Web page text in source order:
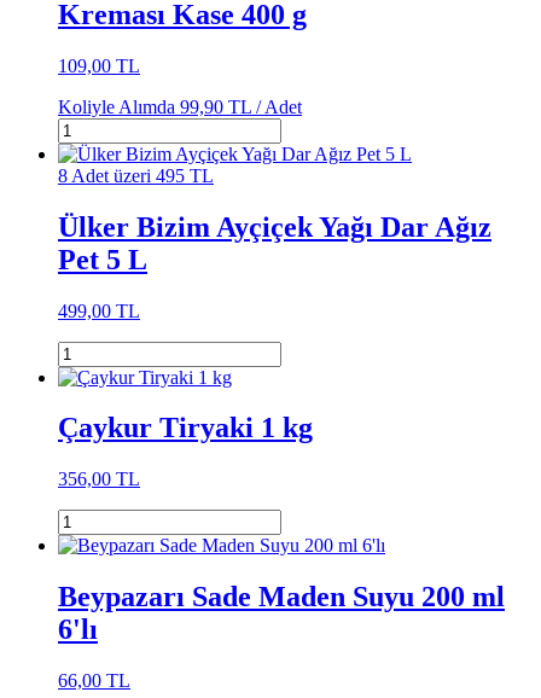
Kreması Kase 400 g
109,00 TL
Koliyle Alımda 99,90 TL /Adet
8 Adet üzeri 495 TL
Ülker Bizim Ayçiçek Yağı Dar Ağız
Pet 5 L
499,00 TL
Çaykur Tiryaki 1 kg
356,00 TL
Beypazarı Sade Maden Suyu 200 ml
6'lı
66,00 TL